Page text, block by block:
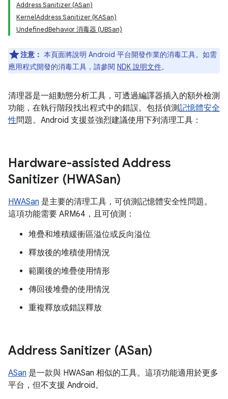
Address Sanitizer (ASan)
KernelAddress Sanitizer (KASan)
UndefinedBehavior 消毒器 (UBSan)
注意： 本頁面將說明 Android 平台開發作業的消毒工具。如需
應用程式開發的消毒工具，請參閱 NDK 說明文件。
清理器是一組動態分析工具，可透過編譯器插入的額外檢測
功能，在執行階段找出程式中的錯誤。包括偵測記憶體安全
性問題。Android 支援並強烈建議使用下列清理工具：
Hardware-assisted Address
Sanitizer (HWASan)
HWASan 是主要的清理工具，可偵測記憶體安全性問題。
這項功能需要 ARM64，且可偵測：
堆疊和堆積緩衝區溢位或反向溢位
釋放後的堆積使用情況
範圍後的堆疊使用情形
傳回後堆疊的使用情況
重複釋放或錯誤釋放
Address Sanitizer (ASan)
ASan 是一款與 HWASan 相似的工具。這項功能適用於更多
平台，但不支援 Android。